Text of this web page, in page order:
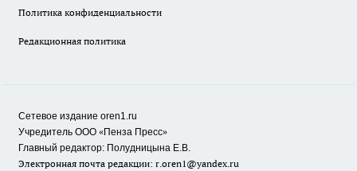
Политика конфиденциальности
Редакционная политика
Сетевое издание oren1.ru
Учредитель ООО «Пенза Пресс»
Главный редактор: Полудницына Е.В.
Электронная почта редакции: r.oren1@yandex.ru